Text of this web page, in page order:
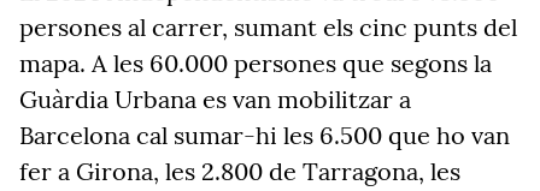
persones al carrer, sumant els cinc punts del
mapa. A les 60.000 persones que segons la
Guàrdia Urbana es van mobilitzar a
Barcelona cal sumar-hi les 6.500 que ho van
fer a Girona, les 2.800 de Tarragona, les